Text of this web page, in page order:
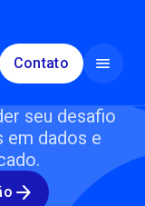
Contato
menu
keyboard_arrow_down
Fraudes
seu desafio
em dados e
arrow_forward